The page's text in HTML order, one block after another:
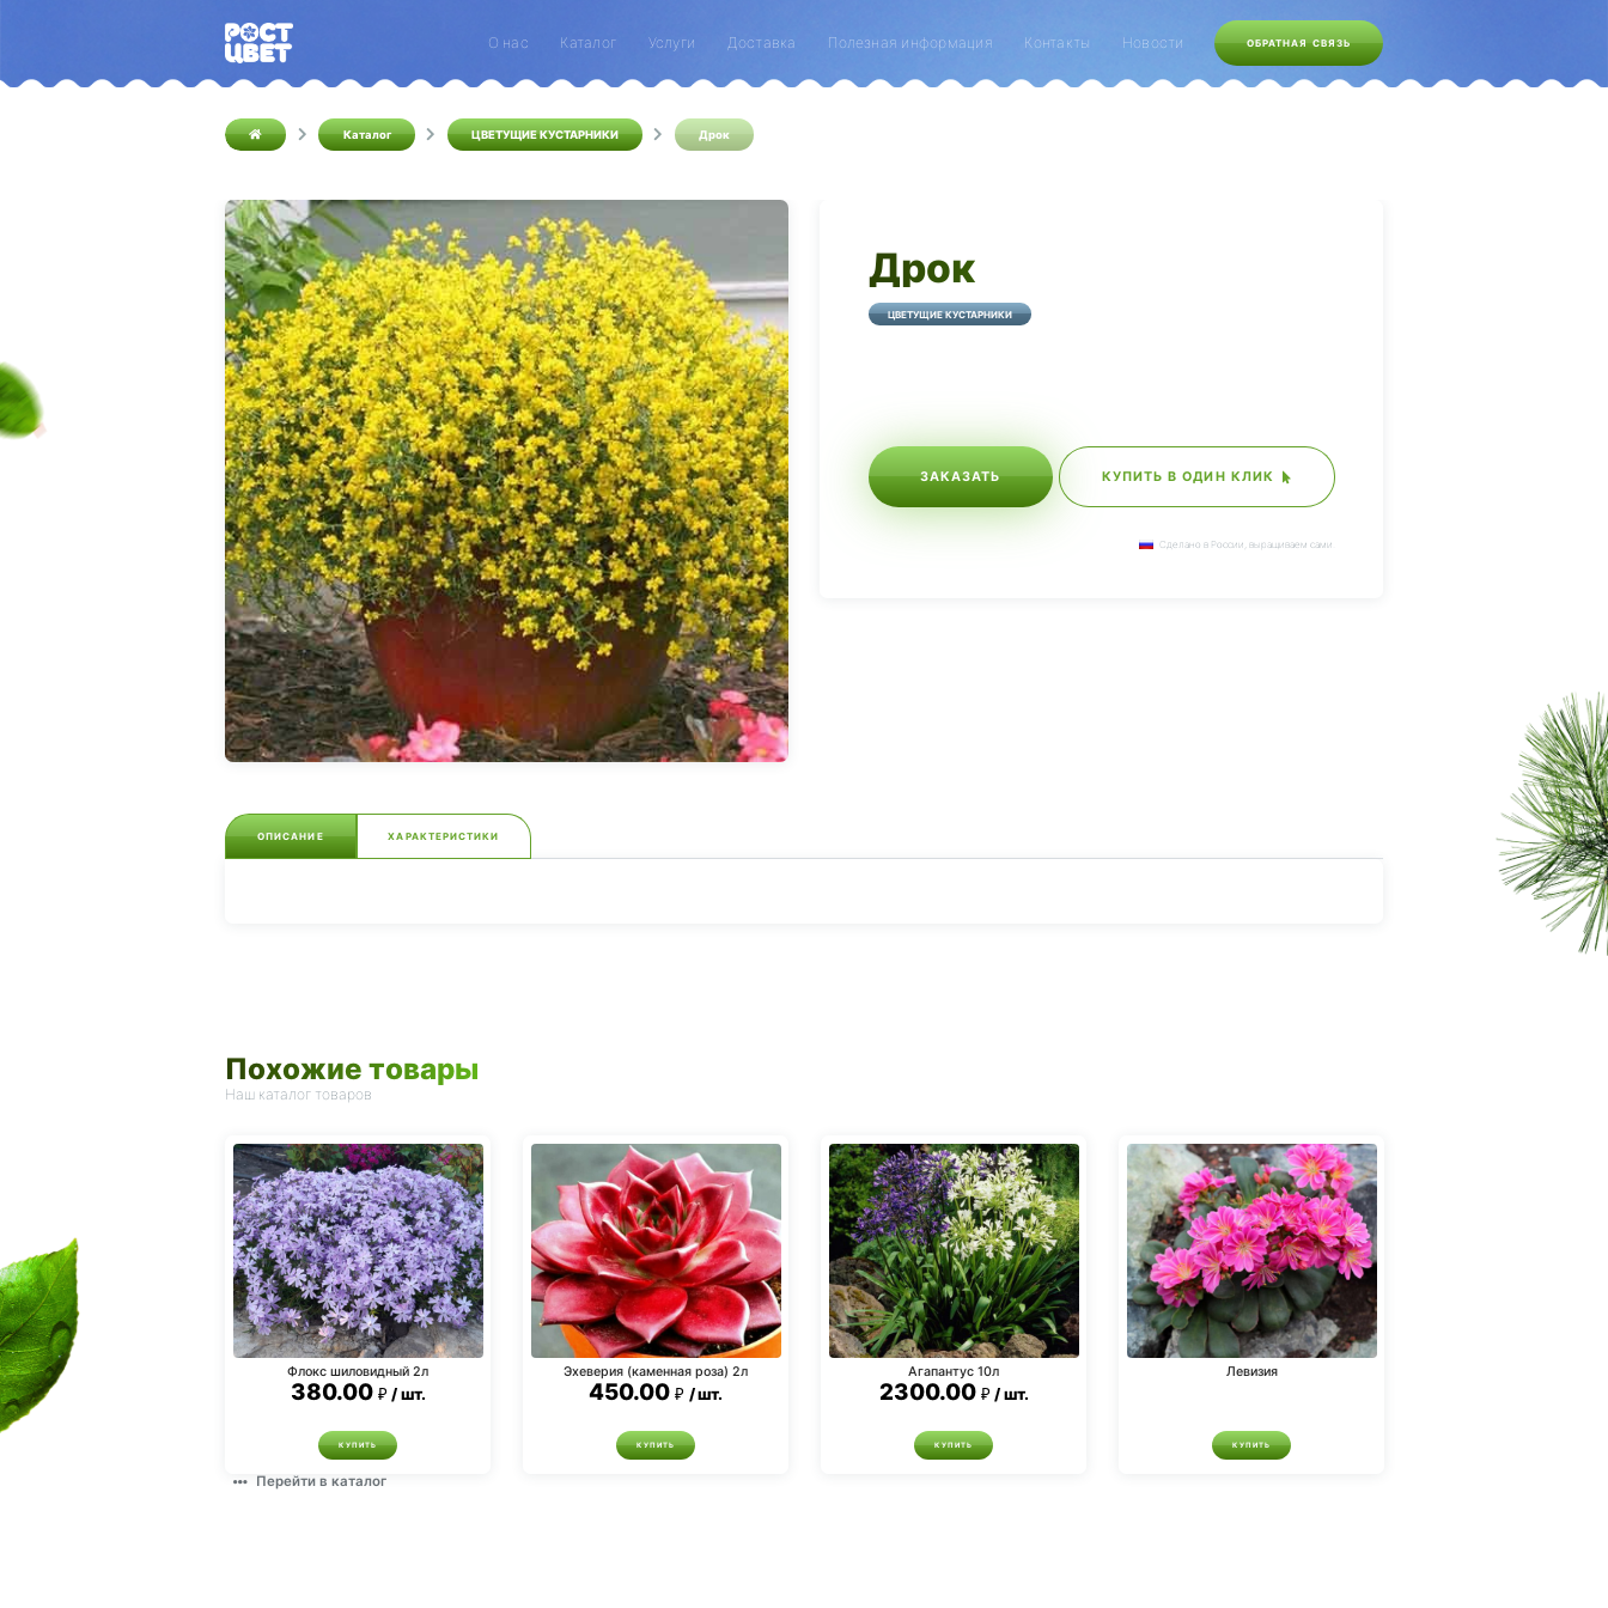
О нас Каталог Услуги Доставка Полезная информация Контакты Новости ОБРАТНАЯ СВЯЗЬ
Каталог ЦВЕТУЩИЕ КУСТАРНИКИ Дрок
Дрок
ЦВЕТУЩИЕ КУСТАРНИКИ
ЗАКАЗАТЬ КУПИТЬ В ОДИН КЛИК
Сделано в России, выращиваем сами.
ОПИСАНИЕ ХАРАКТЕРИСТИКИ
Похожие товары
Наш каталог товаров
Флокс шиловидный 2л
380.00 шт.
КУПИТЬ
Эхеверия (каменная роза) 2л
450.00 шт.
КУПИТЬ
Агапантус 10л
2300.00 шт.
КУПИТЬ
Левизия
КУПИТЬ
Перейти в каталог